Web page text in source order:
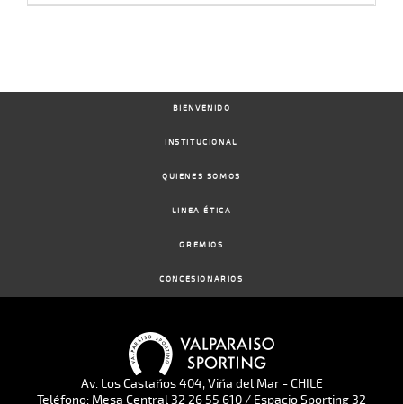
BIENVENIDO
INSTITUCIONAL
QUIENES SOMOS
LINEA ÉTICA
GREMIOS
CONCESIONARIOS
Av. Los Castaños 404, Viña del Mar - CHILE
Teléfono: Mesa Central 32 26 55 610 / Espacio Sporting 32